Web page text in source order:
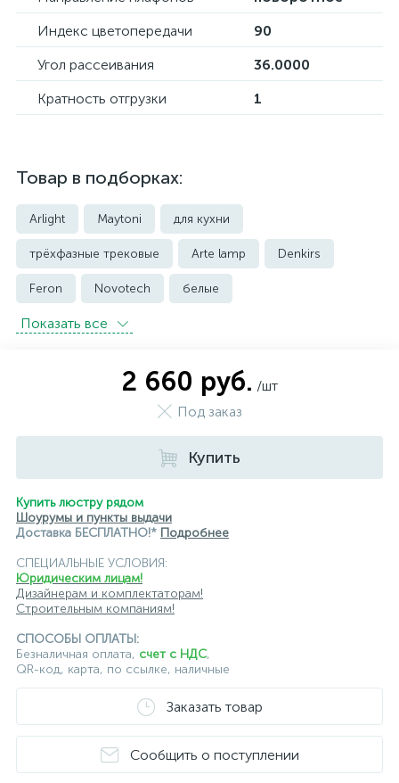
Индекс цветопередачи
90
Угол рассеивания
36.0000
Кратность отгрузки
1
Товар в подборках:
Arlight Maytoni для кухни
трёхфазные трековые Arte lamp Denkirs
Feron Novotech белые
встраиваемые трековые
модульные трековые подвесные трековые
светильники для модульной системы
светодиодные трековые
черные ЭРА Crystal Lux
Показать всe
2 660 руб. /шт
Под заказ
Купить
Купить люстру рядом
Шоурумы и пункты выдачи
Доставка БЕСПЛАТНО!* Подробнее
СПЕЦИАЛЬНЫЕ УСЛОВИЯ:
Юридическим лицам!
Дизайнерам и комплектаторам!
Строительным компаниям!
СПОСОБЫ ОПЛАТЫ:
Безналичная оплата, счет с НДС,
QR-код, карта, по ссылке, наличные
Заказать товар
Сообщить о поступлении